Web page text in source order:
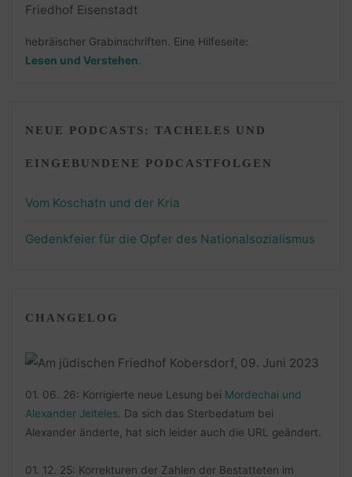
hebräischer Grabinschriften. Eine Hilfeseite:
Lesen und Verstehen.
NEUE PODCASTS: TACHELES UND
EINGEBUNDENE PODCASTFOLGEN
Vom Koschatn und der Kria
Gedenkfeier für die Opfer des Nationalsozialismus
CHANGELOG
01. 06. 26: Korrigierte neue Lesung bei Mordechai und
Alexander Jeiteles . Da sich das Sterbedatum bei
Alexander änderte, hat sich leider auch die URL geändert.
01. 12. 25: Korrekturen der Zahlen der Bestatteten im